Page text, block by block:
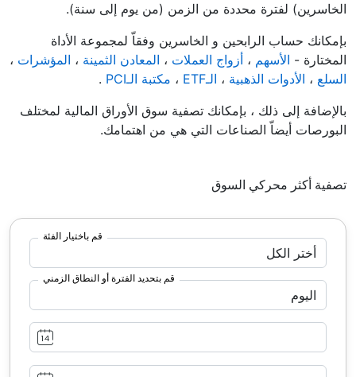
الخاسرين) لفترة محددة من الزمن (من يوم إلى سنة).
بإمكانك حساب الرابحين و الخاسرين وفقاّ لمجموعة الأداة
المختارة - الأسهم ، أزواج العملات ، المعادن الثمينة ، المؤشرات ،
السلع ، الأدوات الذهبية ، الـETF ، مكتبة الـPCI
.
بالإضافة إلى ذلك ، بإمكانك تصفية سوق الأوراق المالية لمختلف
البورصات أيضاّ الصناعات التي هي من اهتمامك.
تصفية أكثر محركي السوق
قم باختيار الفئة
قم بتحديد الفترة أو النطاق الزمني